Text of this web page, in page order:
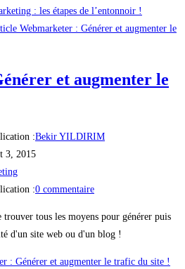
: les étapes de l’entonnoir !
et augmenter le
:Bekir YILDIRIM
3, 2015
:0 commentaire
tous les moyens pour générer puis
d'un site web ou d'un blog !
: Générer et augmenter le trafic du site !